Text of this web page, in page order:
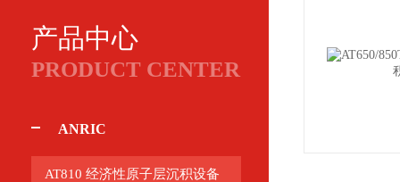
产品中心
PRODUCT CENTER
ANRIC
AT810 经济性原子层沉积设备